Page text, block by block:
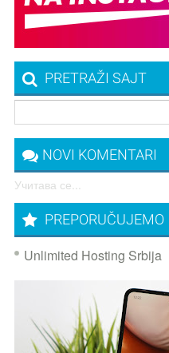
PRETRAŽI SAJT
NOVI KOMENTARI
Учитава се...
PREPORUČUJEMO
Unlimited Hosting Srbija